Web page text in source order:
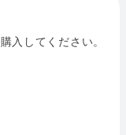
入してください。